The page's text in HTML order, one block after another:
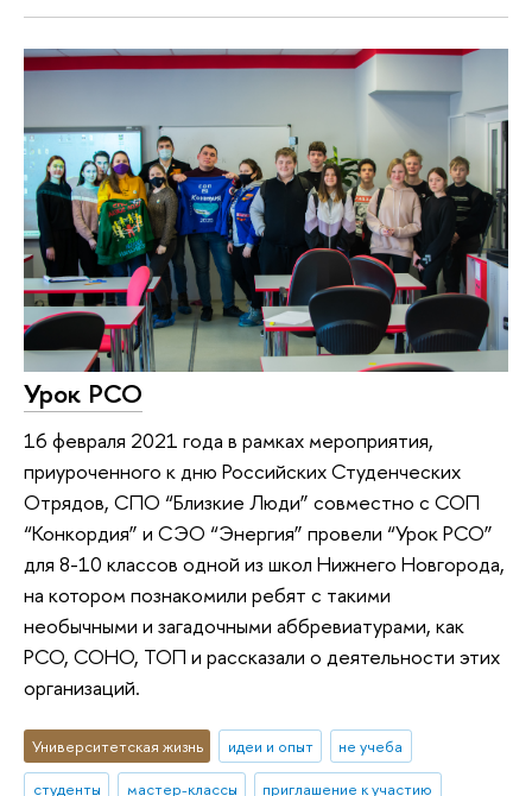
Урок РСО
16 февраля 2021 года в рамках мероприятия,
приуроченного к дню Российских Студенческих
Отрядов, СПО “Близкие Люди” совместно с СОП
“Конкордия” и СЭО “Энергия” провели “Урок РСО”
для 8-10 классов одной из школ Нижнего Новгорода,
на котором познакомили ребят с такими
необычными и загадочными аббревиатурами, как
РСО, СОНО, ТОП и рассказали о деятельности этих
организаций.
Университетская жизнь идеи и опыт
не учеба
студенты
мастер-классы
приглашение к участию